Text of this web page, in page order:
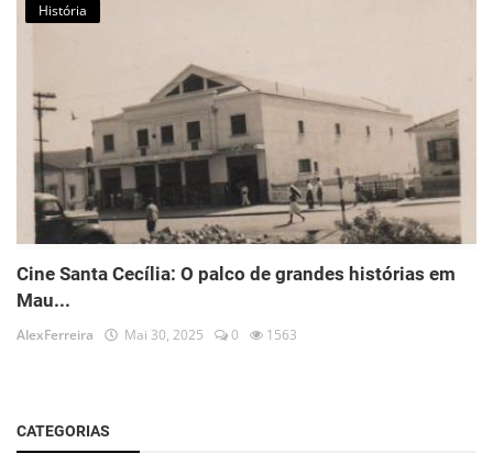
História
Cine Santa Cecília: O palco de grandes histórias em
Mau...
AlexFerreira Mai 30, 2025 0 1563
CATEGORIAS